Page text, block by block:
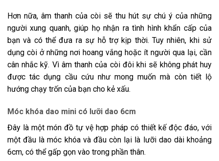
Hơn nữa, âm thanh của còi sẽ thu hút sự chú ý của những
người xung quanh, giúp họ nhận ra tình hình khẩn cấp của
bạn và có thể đưa ra sự hỗ trợ kịp thời. Tuy nhiên, khi sử
dụng còi ở những nơi hoang vắng hoặc ít người qua lại, cần
cân nhắc kỹ. Vì âm thanh của còi đôi khi sẽ không phát huy
được tác dụng cầu cứu như mong muốn mà còn tiết lộ
hướng chạy trốn của bạn cho kẻ xấu.
Móc khóa dao mini có lưỡi dao 6cm
Đây là một món đồ tự vệ hợp pháp có thiết kế độc đáo, với
một đầu là móc khóa và đầu còn lại là lưỡi dao dài khoảng
6cm, có thể gấp gọn vào trong phần thân.